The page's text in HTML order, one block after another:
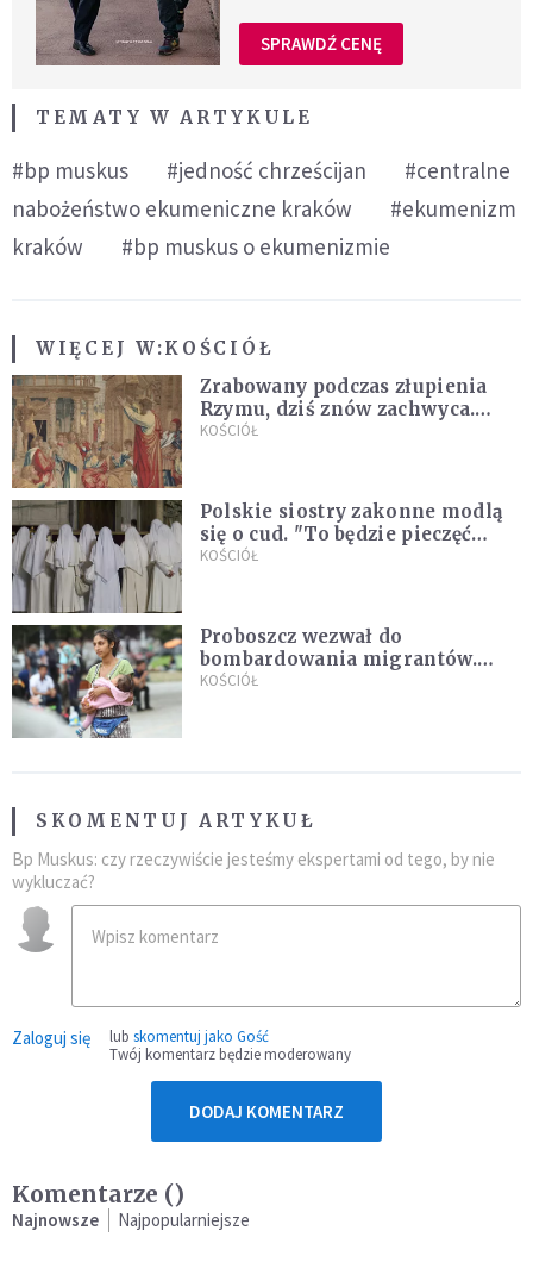
SPRAWDŹ CENĘ
TEMATY W ARTYKULE
#bp muskus #jedność chrześcijan
#centralne
nabożeństwo ekumeniczne kraków
#ekumenizm
kraków
#bp muskus o ekumenizmie
WIĘCEJ W:KOŚCIÓŁ
Zrabowany podczas złupienia
Rzymu, dziś znów zachwyca.
Wyjątkowy arras w Castel
KOŚCIÓŁ
Polskie siostry zakonne modlą
się o cud. "To będzie pieczęć
Pana Boga dla naszej wiary"
KOŚCIÓŁ
Proboszcz wezwał do
bombardowania migrantów.
"Masowy ogień przeciwko
KOŚCIÓŁ
SKOMENTUJ ARTYKUŁ
Bp Muskus: czy rzeczywiście jesteśmy ekspertami od tego, by nie
wykluczać?
Zaloguj się lub skomentuj jako Gość
Twój komentarz będzie moderowany
DODAJ KOMENTARZ
Komentarze ()
Najnowsze Najpopularniejsze